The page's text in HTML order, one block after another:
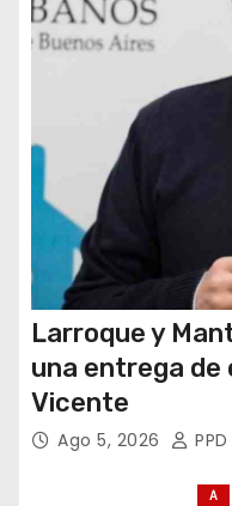
a
a
s
Larroque y
una entrega de
Vicente
Ago 5, 2026 PPD
A